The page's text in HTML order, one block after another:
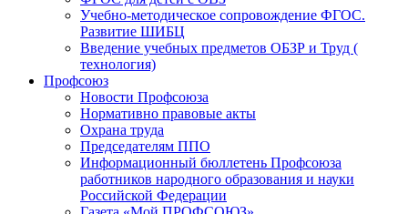
Учебно-методическое сопровождение ФГОС.
Развитие ШИБЦ
Введение учебных предметов ОБЗР и Труд (
технология)
Профсоюз
Новости Профсоюза
Нормативно правовые акты
Охрана труда
Председателям ППО
Информационный бюллетень Профсоюза
работников народного образования и науки
Российской Федерации